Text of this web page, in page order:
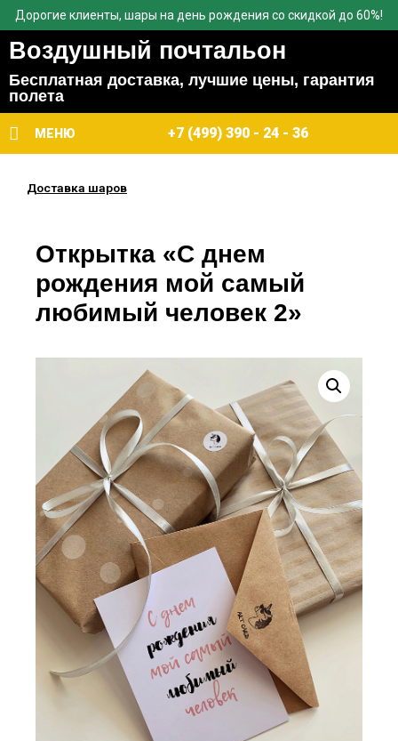
Дорогие клиенты, шары на день рождения со скидкой до 60%!
Воздушный почтальон
Бесплатная доставка, лучшие цены, гарантия
полета
МЕНЮ +7 (499) 390 - 24 - 36
Доставка шаров
Открытка «С днем
рождения мой самый
любимый человек 2»